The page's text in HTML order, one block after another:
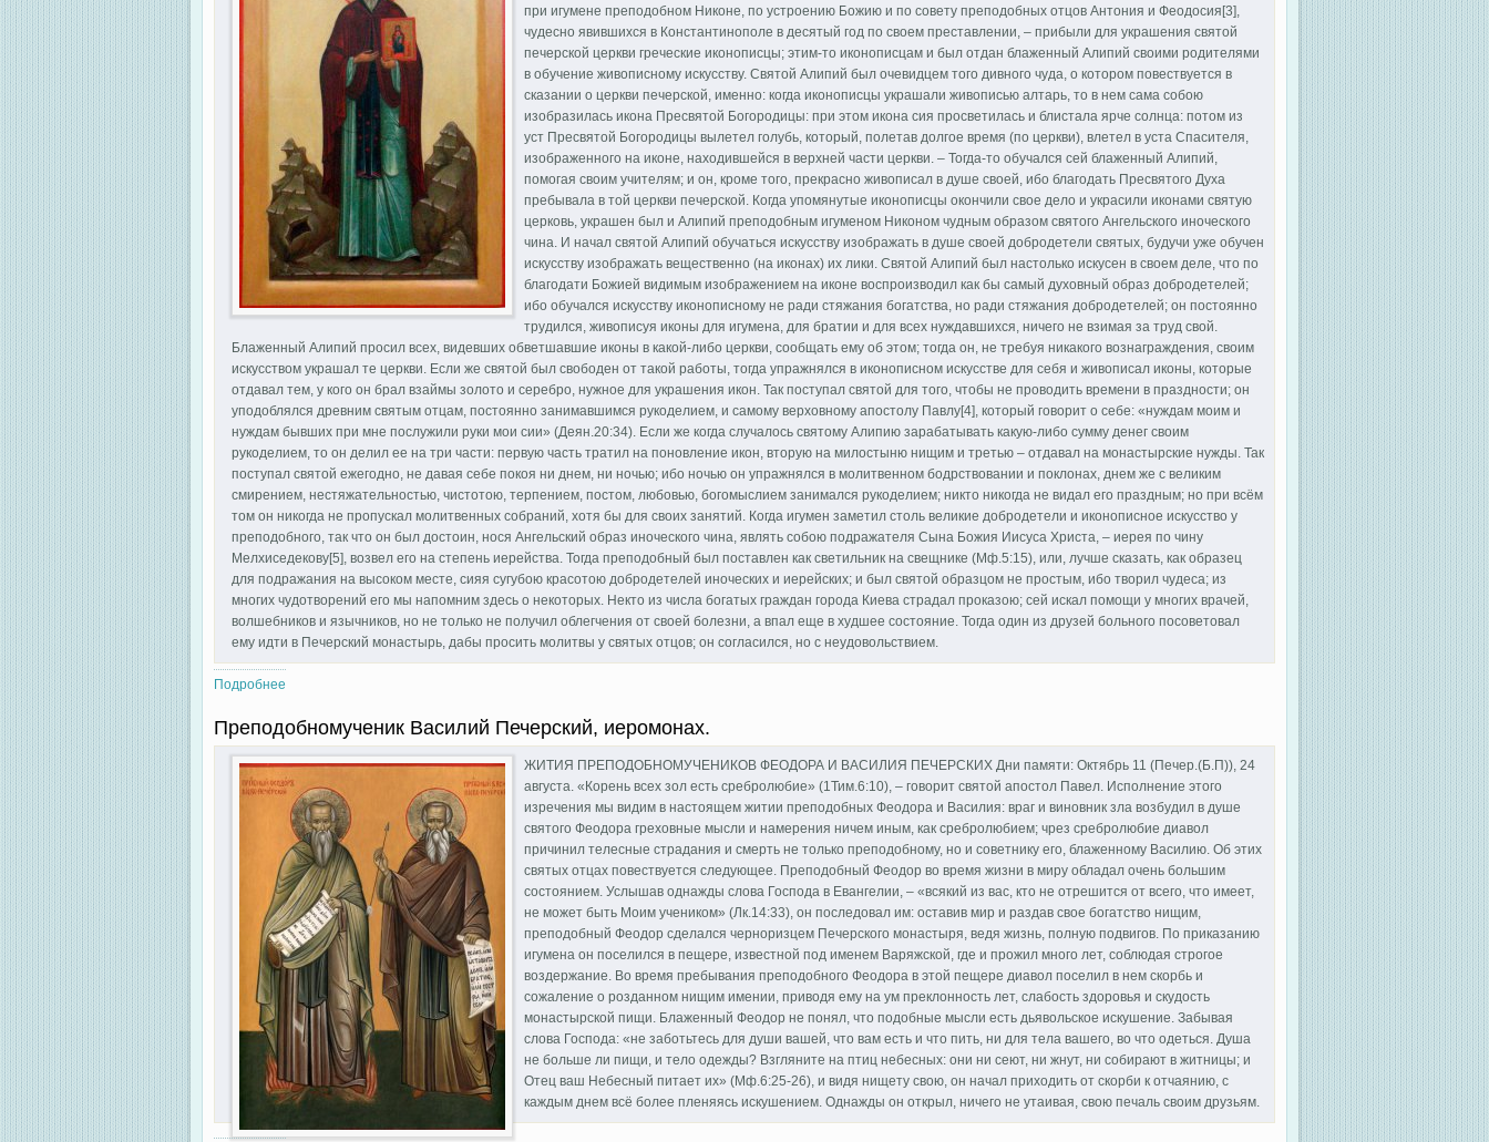
при игумене преподобном Никоне, по устроению Божию и по совету преподобных отцов Антония и Феодосия[3],
чудесно явившихся в Константинополе в десятый год по своем преставлении, – прибыли для украшения святой
печерской церкви греческие иконописцы; этим-то иконописцам и был отдан блаженный Алипий своими родителями
в обучение живописному искусству. Святой Алипий был очевидцем того дивного чуда, о котором повествуется в
сказании о церкви печерской, именно: когда иконописцы украшали живописью алтарь, то в нем сама собою
изобразилась икона Пресвятой Богородицы: при этом икона сия просветилась и блистала ярче солнца: потом из
уст Пресвятой Богородицы вылетел голубь, который, полетав долгое время (по церкви), влетел в уста Спасителя,
изображенного на иконе, находившейся в верхней части церкви. – Тогда-то обучался сей блаженный Алипий,
помогая своим учителям; и он, кроме того, прекрасно живописал в душе своей, ибо благодать Пресвятого Духа
пребывала в той церкви печерской. Когда упомянутые иконописцы окончили свое дело и украсили иконами святую
церковь, украшен был и Алипий преподобным игуменом Никоном чудным образом святого Ангельского иноческого
чина. И начал святой Алипий обучаться искусству изображать в душе своей добродетели святых, будучи уже обучен
искусству изображать вещественно (на иконах) их лики. Святой Алипий был настолько искусен в своем деле, что по
благодати Божией видимым изображением на иконе воспроизводил как бы самый духовный образ добродетелей;
ибо обучался искусству иконописному не ради стяжания богатства, но ради стяжания добродетелей; он постоянно
трудился, живописуя иконы для игумена, для братии и для всех нуждавшихся, ничего не взимая за труд свой.
Блаженный Алипий просил всех, видевших обветшавшие иконы в какой-либо церкви, сообщать ему об этом; тогда он, не требуя никакого вознаграждения, своим
искусством украшал те церкви. Если же святой был свободен от такой работы, тогда упражнялся в иконописном искусстве для себя и живописал иконы, которые
отдавал тем, у кого он брал взаймы золото и серебро, нужное для украшения икон. Так поступал святой для того, чтобы не проводить времени в праздности; он
уподоблялся древним святым отцам, постоянно занимавшимся рукоделием, и самому верховному апостолу Павлу[4], который говорит о себе: «нуждам моим и
нуждам бывших при мне послужили руки мои сии» (Деян.20:34). Если же когда случалось святому Алипию зарабатывать какую-либо сумму денег своим
рукоделием, то он делил ее на три части: первую часть тратил на поновление икон, вторую на милостыню нищим и третью – отдавал на монастырские нужды. Так
поступал святой ежегодно, не давая себе покоя ни днем, ни ночью; ибо ночью он упражнялся в молитвенном бодрствовании и поклонах, днем же с великим
смирением, нестяжательностью, чистотою, терпением, постом, любовью, богомыслием занимался рукоделием; никто никогда не видал его праздным; но при всём
том он никогда не пропускал молитвенных собраний, хотя бы для своих занятий. Когда игумен заметил столь великие добродетели и иконописное искусство у
преподобного, так что он был достоин, нося Ангельский образ иноческого чина, являть собою подражателя Сына Божия Иисуса Христа, – иерея по чину
Мелхиседекову[5], возвел его на степень иерейства. Тогда преподобный был поставлен как светильник на свещнике (Мф.5:15), или, лучше сказать, как образец
для подражания на высоком месте, сияя сугубою красотою добродетелей иноческих и иерейских; и был святой образцом не простым, ибо творил чудеса; из
многих чудотворений его мы напомним здесь о некоторых. Некто из числа богатых граждан города Киева страдал проказою; сей искал помощи у многих врачей,
волшебников и язычников, но не только не получил облегчения от своей болезни, а впал еще в худшее состояние. Тогда один из друзей больного посоветовал
ему идти в Печерский монастырь, дабы просить молитвы у святых отцов; он согласился, но с неудовольствием.
Подробнее
Преподобномученик Василий Печерский, иеромонах.
ЖИТИЯ ПРЕПОДОБНОМУЧЕНИКОВ ФЕОДОРА И ВАСИЛИЯ ПЕЧЕРСКИХ Дни памяти: Октябрь 11 (Печер.(Б.П)), 24
августа. «Корень всех зол есть сребролюбие» (1Тим.6:10), – говорит святой апостол Павел. Исполнение этого
изречения мы видим в настоящем житии преподобных Феодора и Василия: враг и виновник зла возбудил в душе
святого Феодора греховные мысли и намерения ничем иным, как сребролюбием; чрез сребролюбие диавол
причинил телесные страдания и смерть не только преподобному, но и советнику его, блаженному Василию. Об этих
святых отцах повествуется следующее. Преподобный Феодор во время жизни в миру обладал очень большим
состоянием. Услышав однажды слова Господа в Евангелии, – «всякий из вас, кто не отрешится от всего, что имеет,
не может быть Моим учеником» (Лк.14:33), он последовал им: оставив мир и раздав свое богатство нищим,
преподобный Феодор сделался черноризцем Печерского монастыря, ведя жизнь, полную подвигов. По приказанию
игумена он поселился в пещере, известной под именем Варяжской, где и прожил много лет, соблюдая строгое
воздержание. Во время пребывания преподобного Феодора в этой пещере диавол поселил в нем скорбь и
сожаление о розданном нищим имении, приводя ему на ум преклонность лет, слабость здоровья и скудость
монастырской пищи. Блаженный Феодор не понял, что подобные мысли есть дьявольское искушение. Забывая
слова Господа: «не заботьтесь для души вашей, что вам есть и что пить, ни для тела вашего, во что одеться. Душа
не больше ли пищи, и тело одежды? Взгляните на птиц небесных: они ни сеют, ни жнут, ни собирают в житницы; и
Отец ваш Небесный питает их» (Мф.6:25-26), и видя нищету свою, он начал приходить от скорби к отчаянию, с
каждым днем всё более пленяясь искушением. Однажды он открыл, ничего не утаивая, свою печаль своим друзьям.